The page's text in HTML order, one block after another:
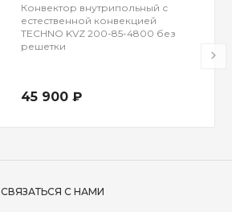
Конвектор внутрипольный с
естественной конвекцией
TECHNO KVZ 200-85-4800 без
решетки
45 900 ₽
СВЯЗАТЬСЯ С НАМИ